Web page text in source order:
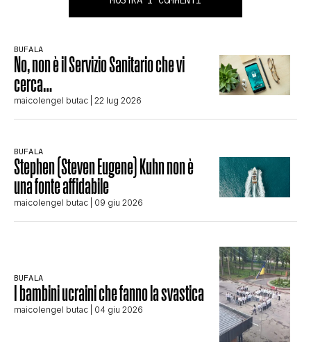
BUFALA
No, non è il Servizio Sanitario che vi
cerca…
maicolengel butac | 22 lug 2026
BUFALA
Stephen (Steven Eugene) Kuhn non è
una fonte affidabile
maicolengel butac | 09 giu 2026
BUFALA
I bambini ucraini che fanno la svastica
maicolengel butac | 04 giu 2026